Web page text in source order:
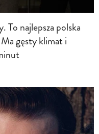
najlepsza polska
gęsty klimat i